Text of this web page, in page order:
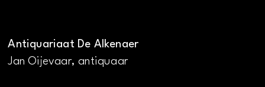
Antiquariaat De Alkenaer
Jan Oijevaar, antiquaar